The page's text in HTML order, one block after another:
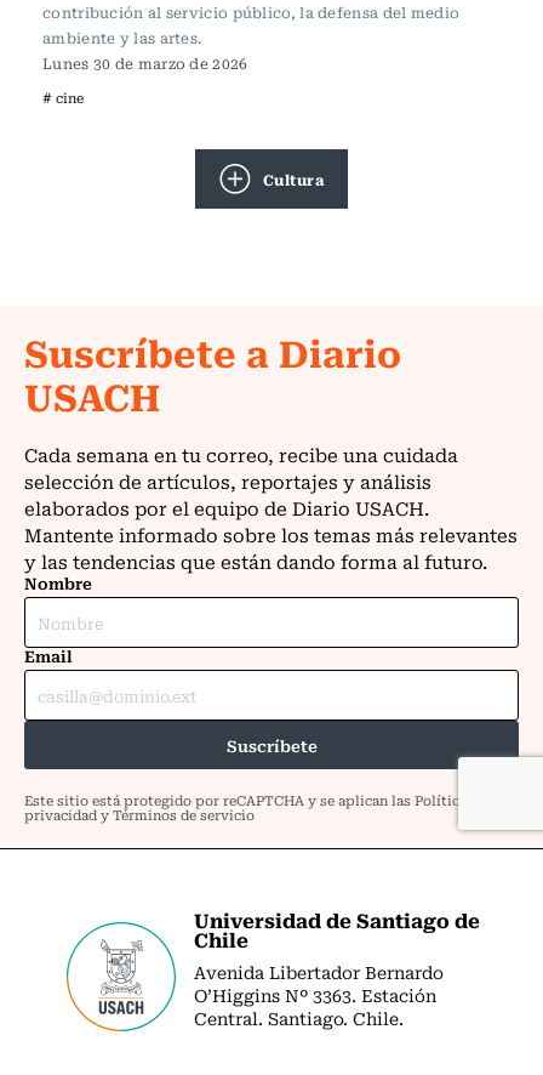
contribución al servicio público, la defensa del medio
ambiente y las artes.
Lunes 30 de marzo de 2026
# cine
Cultura
Universidad de Santiago de
Chile
Avenida Libertador Bernardo
O’Higgins Nº 3363. Estación
Central. Santiago. Chile.